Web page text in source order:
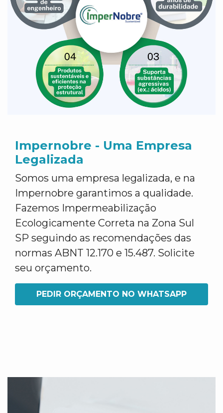
Impernobre - Uma Empresa
Legalizada
Somos uma empresa legalizada, e na
Impernobre garantimos a qualidade.
Fazemos Impermeabilização
Ecologicamente Correta na Zona Sul
SP seguindo as recomendações das
normas ABNT 12.170 e 15.487. Solicite
seu orçamento.
PEDIR ORÇAMENTO NO WHATSAPP